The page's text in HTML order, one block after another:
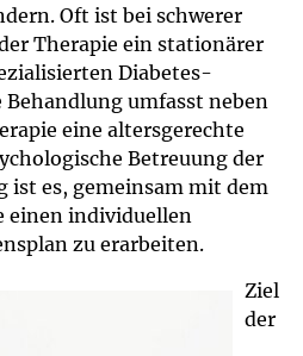
Oft ist bei schwerer
Therapie ein stationärer
Diabetes-
umfasst neben
eine altersgerechte
Betreuung der
ist es, gemeinsam mit dem
einen individuellen
zu erarbeiten.
Ziel
der